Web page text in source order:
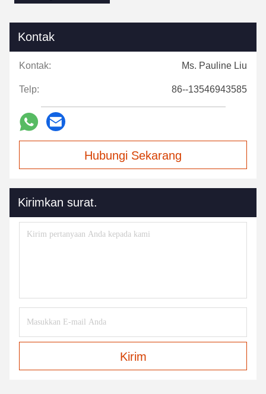
Kontak
Kontak: Ms. Pauline Liu
Telp: 86--13546943585
Hubungi Sekarang
Kirimkan surat.
Kirim